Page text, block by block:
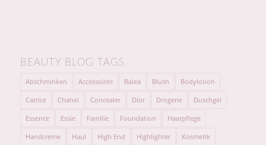
BEAUTY BLOG TAGS
Abschminken Accessoires Balea Blush Bodylotion
Catrice Chanel Concealer Dior Drogerie Duschgel
Essence Essie Familie Foundation Haarpflege
Handcreme Haul High End Highlighter Kosmetik